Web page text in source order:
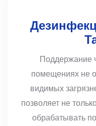
Поддержание
помещениях не
видимых
позволяет не
обрабатывать